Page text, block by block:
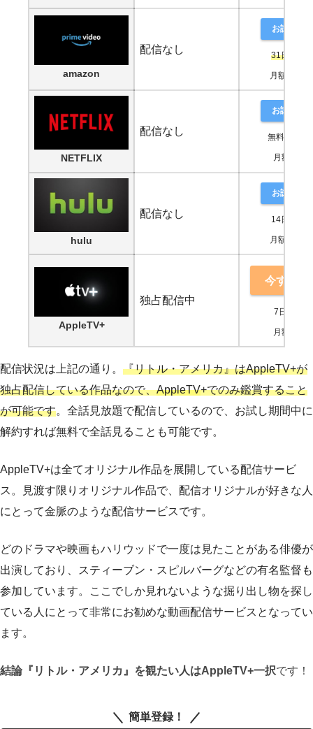
amazon
配信なし
お試し登録
31日間無
月額2,189
NETFLIX
配信なし
お試し登録
無料期間な
月額880円
hulu
配信なし
お試し登録
14日間無
月額1,026
AppleTV+
独占配信中
今すぐ鑑
7日間無料
月額600円
配信状況は上記の通り。 『リトル・アメリカ』はAppleTV+が
独占配信している作品なので、AppleTV+でのみ鑑賞すること
が可能です。全話見放題で配信しているので、お試し期間中に
解約すれば無料で全話見ることも可能です。
AppleTV+は全てオリジナル作品を展開している配信サービ
ス。見渡す限りオリジナル作品で、配信オリジナルが好きな人
にとって金脈のような配信サービスです。
どのドラマや映画もハリウッドで一度は見たことがある俳優が
出演しており、スティーブン・スピルバーグなどの有名監督も
参加しています。ここでしか見れないような掘り出し物を探し
ている人にとって非常にお勧めな動画配信サービスとなってい
ます。
結論『リトル・アメリカ』を観たい人はAppleTV+一択です！
簡単登録！